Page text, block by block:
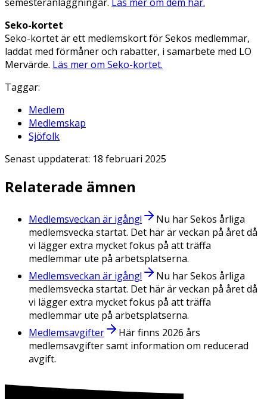
Seko-kortet
Seko-kortet är ett medlemskort för Sekos medlemmar,
laddat med förmåner och rabatter, i samarbete med LO
Mervärde. Läs mer om Seko-kortet.
Taggar:
Medlem
Medlemskap
Sjöfolk
Senast uppdaterat: 18 februari 2025
Relaterade ämnen
Medlemsveckan är igång!
Nu har Sekos årliga
medlemsvecka startat. Det här är veckan på året då
vi lägger extra mycket fokus på att träffa
medlemmar ute på arbetsplatserna.
Medlemsveckan är igång!
Nu har Sekos årliga
medlemsvecka startat. Det här är veckan på året då
vi lägger extra mycket fokus på att träffa
medlemmar ute på arbetsplatserna.
Medlemsavgifter
Här finns 2026 års
medlemsavgifter samt information om reducerad
avgift.